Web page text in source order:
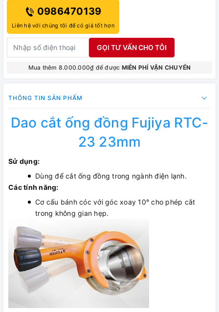
0986470139
Liên hệ với chúng tôi để có giá tốt hơn
GỌI TƯ VẤN CHO TÔI
Mua thêm 8.000.000₫ để được MIỄN PHÍ VẬN CHUYỂN
THÔNG TIN SẢN PHẨM
Dao cắt ống đồng Fujiya RTC-
23 23mm
Sử dụng:
Dùng để cắt ống đồng trong ngành điện lạnh.
Các tính năng:
Cơ cấu bánh cóc với góc xoay 10° cho phép cắt
trong không gian hẹp.